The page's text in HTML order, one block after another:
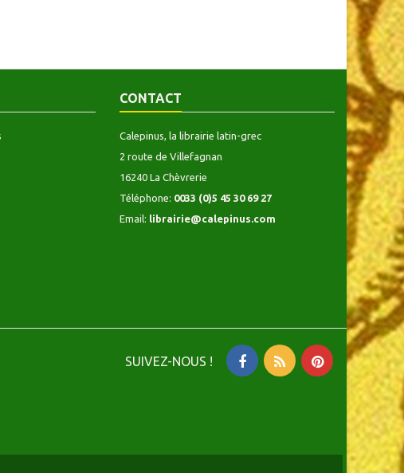
CONTACT
Calepinus, la librairie latin-grec
2 route de Villefagnan
16240 La Chèvrerie
Téléphone: 0033 (0)5 45 30 69 27
Email: librairie@calepinus.com
SUIVEZ-NOUS !